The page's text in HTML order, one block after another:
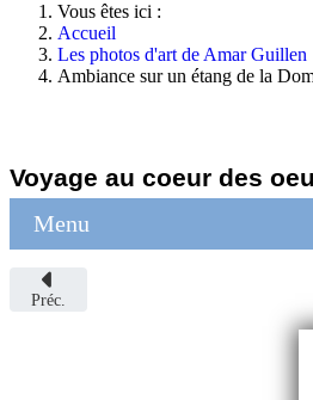
Vous êtes ici :
Accueil
Les photos d'art de Amar Guillen
Ambiance sur un étang de la
Voyage au coeur des
Menu
Préc.